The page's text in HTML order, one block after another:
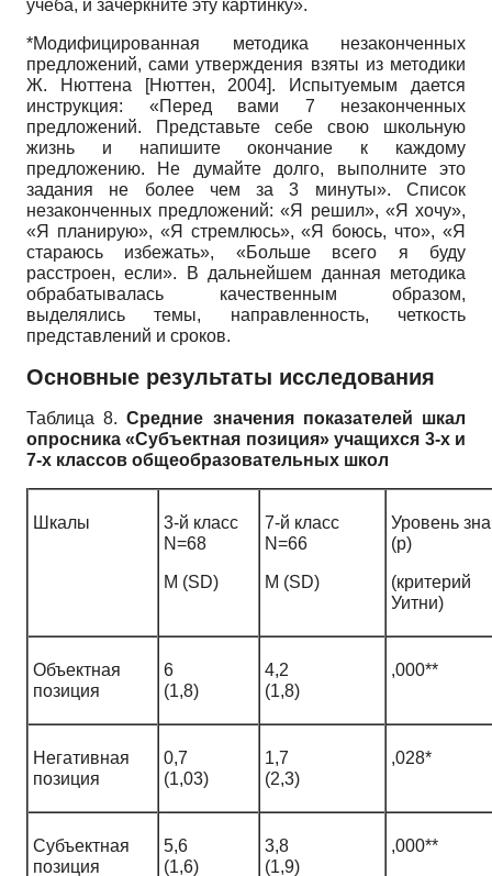
учеба, и зачеркните эту картинку».
*Модифицированная методика незаконченных
предложений, сами утверждения взяты из методики
Ж. Нюттена
[Нюттен, 2004]. Испытуемым дается
инструкция: «Перед вами 7 незаконченных
предложений. Представьте себе свою школьную
жизнь и напишите окончание к каждому
предложению. Не думайте долго, выполните это
задания не более чем за 3 минуты». Список
незаконченных предложений: «Я решил», «Я хочу»,
«Я планирую», «Я стремлюсь», «Я боюсь, что», «Я
стараюсь избежать», «Больше всего я буду
расстроен, если». В дальнейшем данная методика
обрабатывалась качественным образом,
выделялись темы, направленность, четкость
представлений и сроков.
Основные результаты исследования
Таблица 8. Средние значения показателей шкал
опросника «Субъектная позиция» учащихся 3-х и
7-х классов общеобразовательных школ
Шкалы
3-й класс
N=68
M (SD)
7-й класс
N=66
M (SD)
Уровень
(p)
Уитни)
Объектная
позиция
6
(1,8)
4,2
(1,8)
,000**
Негативная
позиция
0,7
(1,03)
1,7
(2,3)
,028*
Субъектная
позиция
5,6
(1,6)
3,8
(1,9)
,000**